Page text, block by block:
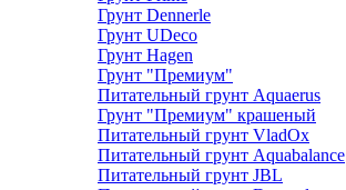
Грунт Dennerle
Грунт UDeco
Грунт Hagen
Грунт "Премиум"
Питательный грунт Aquaerus
Грунт "Премиум" крашеный
Питательный грунт VladOx
Питательный грунт Aquabalance
Питательный грунт JBL